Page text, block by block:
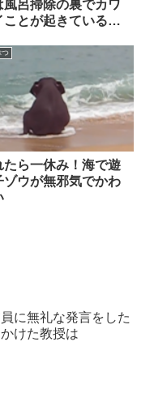
風呂掃除の裏でカワ
ことが起きていると
つ
たら一休み！海で遊
ゾウが無邪気でかわ
に無礼な発言をした
けた教授は